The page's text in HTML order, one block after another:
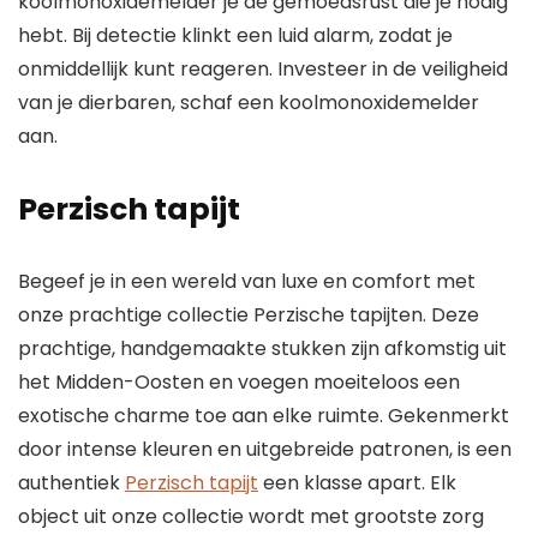
hebt. Bij detectie klinkt een luid alarm, zodat je
onmiddellijk kunt reageren. Investeer in de veiligheid
van je dierbaren, schaf een koolmonoxidemelder
aan.
Perzisch tapijt
Begeef je in een wereld van luxe en comfort met
onze prachtige collectie Perzische tapijten. Deze
prachtige, handgemaakte stukken zijn afkomstig uit
het Midden-Oosten en voegen moeiteloos een
exotische charme toe aan elke ruimte. Gekenmerkt
door intense kleuren en uitgebreide patronen, is een
authentiek Perzisch tapijt een klasse apart. Elk
object uit onze collectie wordt met grootste zorg